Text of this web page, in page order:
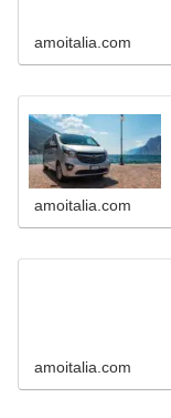
amoitalia.com
amoitalia.com
amoitalia.com